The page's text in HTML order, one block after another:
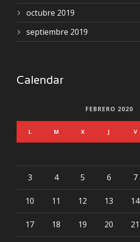
octubre 2019
septiembre 2019
Calendar
FEBRERO 2020
L M X J V
3 4 5 6 7
10 11 12 13 14
17 18 19 20 21